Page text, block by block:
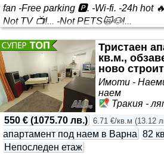
fan -Free parking 🅿. -Wi-fi. -24h hot
Not TV 📺!... -Not PETS🙀🐶!...
Тристаен
кв.м.,
ново
Имоти -
наем
Тракия -
550 € (1075.70 лв.) 6.71 €/кв.м (13.12
апартамент под наем в Варна 82
Непоследен етаж